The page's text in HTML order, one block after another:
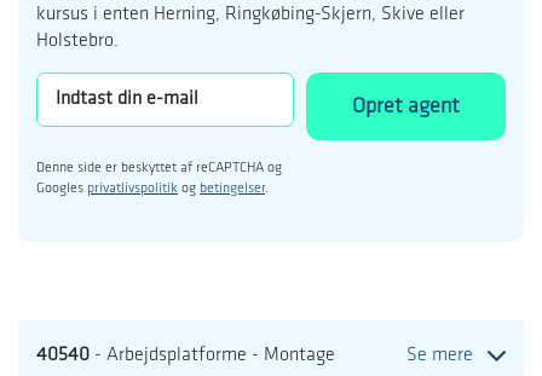
kursus i enten Herning, Ringkøbing-Skjern, Skive eller
Holstebro.
Opret agent
Denne side er beskyttet af reCAPTCHA og
Googles privatlivspolitik og betingelser.
40540 - Arbejdsplatforme - Montage Se mere